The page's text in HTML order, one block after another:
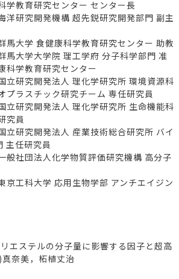
学教育研究センター センター長
開発機構 超先鋭研究開発部門 副主
食健康科学教育研究センター 助教
学院 理工学府 分子科学部門 准
科学教育研究センター
開発法人 理化学研究所 環境資源科
プラスチック研究チーム 専任研究員
開発法人 理化学研究所 生命機能科
究員
開発法人 産業技術総合研究所 バイ
主任研究員
法人化学物質評価研究機構 高分子
大学 応用生物学部 アンチエイジン
エステルの分子量に影響する因子と超高
奈美，柘植丈治